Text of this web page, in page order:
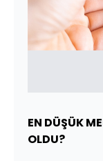
EN DÜŞÜK
OLDU?